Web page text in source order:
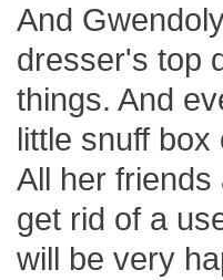
And
dresser's top
things. And
little snuff
All her friends
get rid of a
will be very